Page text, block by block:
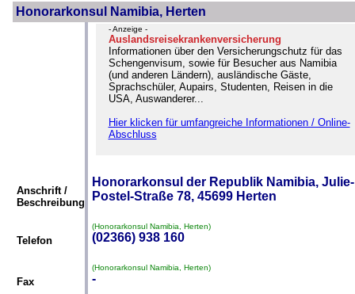
Honorarkonsul Namibia, Herten
- Anzeige -
Auslandsreisekrankenversicherung
Informationen über den Versicherungschutz für das
Schengenvisum, sowie für Besucher aus Namibia
(und anderen Ländern), ausländische Gäste,
Sprachschüler, Aupairs, Studenten, Reisen in die
USA, Auswanderer...
Hier klicken für umfangreiche Informationen / Online-
Abschluss
Anschrift /
Beschreibung
Honorarkonsul der Republik Namibia, Julie-
Postel-Straße 78, 45699 Herten
Telefon
(Honorarkonsul Namibia, Herten)
(02366) 938 160
Fax
(Honorarkonsul Namibia, Herten)
-